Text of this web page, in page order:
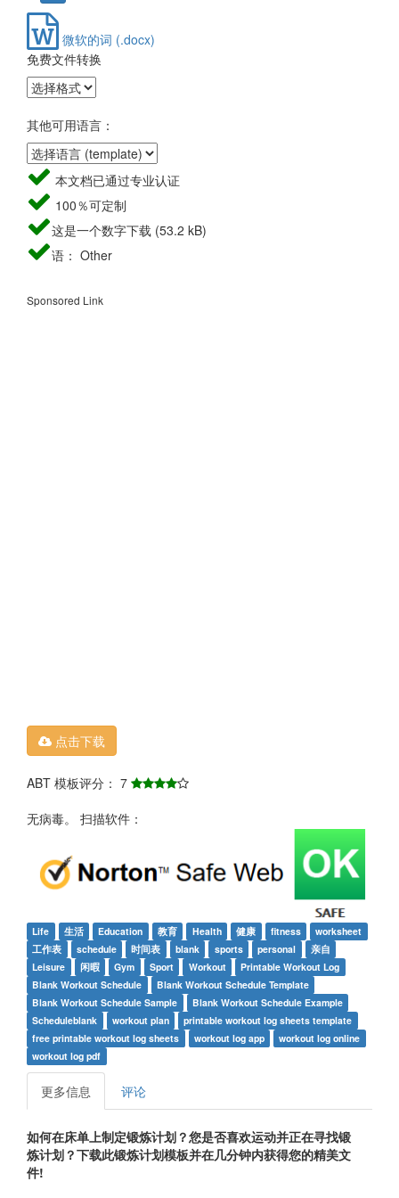
微软的词 (.docx)
免费文件转换
其他可用语言：
本文档已通过专业认证
100％可定制
这是一个数字下载 (53.2 kB)
语： Other
Sponsored Link
点击下载
ABT 模板评分： 7
无病毒。 扫描软件：
Life 生活 Education 教育 Health 健康 fitness
worksheet
工作表
schedule 时间表 blank sports personal
亲自
Leisure
闲暇 Gym Sport Workout
Printable Workout Log
Blank Workout Schedule
Blank Workout Schedule Template
Blank Workout Schedule Sample
Blank Workout Schedule Example
Scheduleblank
workout plan
printable workout log sheets template
free printable workout log sheets
workout log app
workout log online
workout log pdf
更多信息 评论
如何在床单上制定锻炼计划？您是否喜欢运动并正在寻找锻
炼计划？下载此锻炼计划模板并在几分钟内获得您的精美文
件!